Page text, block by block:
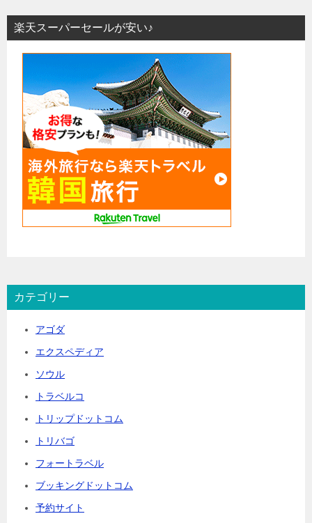
楽天スーパーセールが安い♪
カテゴリー
アゴダ
エクスペディア
ソウル
トラベルコ
トリップドットコム
トリバゴ
フォートラベル
ブッキングドットコム
予約サイト